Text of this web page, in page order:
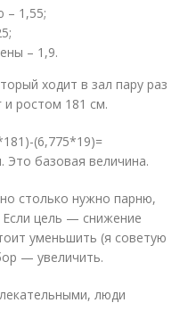
– 1,55;
– 1,9.
ходит в зал пару раз
и ростом 181 см.
(6,775*19)=
Это базовая величина.
столько нужно парню,
цель — снижение
уменьшить (я советую
— увеличить.
люди